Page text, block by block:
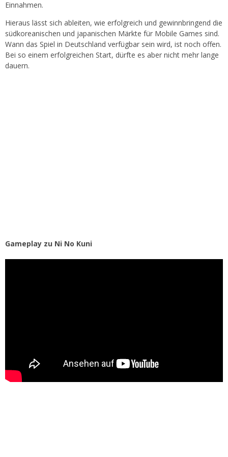
Einnahmen.
Hieraus lässt sich ableiten, wie erfolgreich und gewinnbringend die
südkoreanischen und japanischen Märkte für Mobile Games sind.
Wann das Spiel in Deutschland verfügbar sein wird, ist noch offen.
Bei so einem erfolgreichen Start, dürfte es aber nicht mehr lange
dauern.
Gameplay zu Ni No Kuni